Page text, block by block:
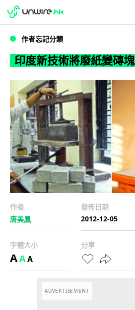
印度新技術將廢紙變磚塊
WWDC 2026
作者忘記分類
印度新技術將廢紙變磚塊
作者
唐美鳳
發佈日期
2012-12-05
字體大小
AAA
分享
ADVERTISEMENT